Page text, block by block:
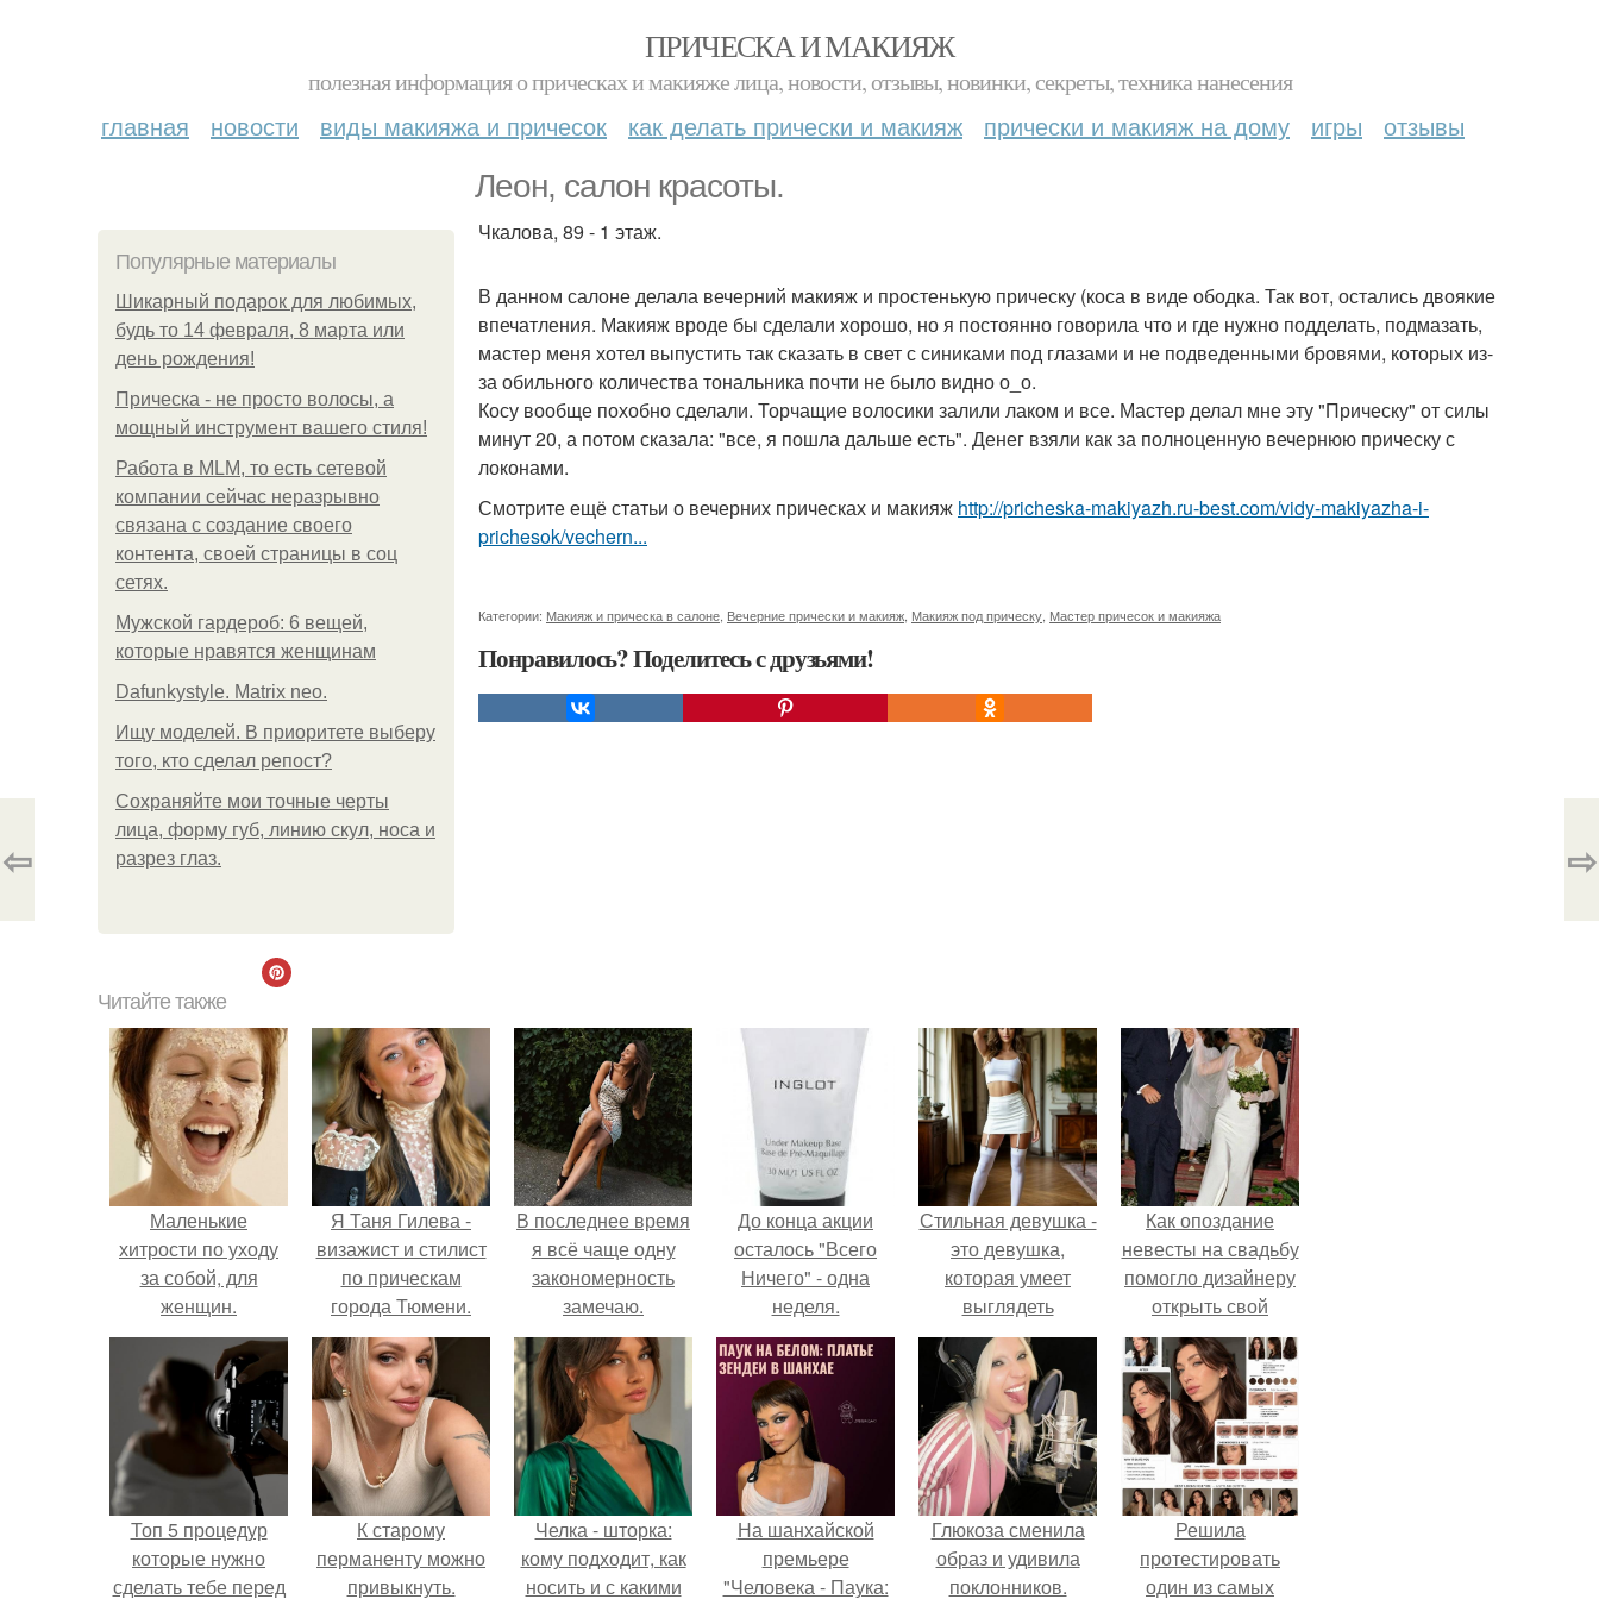
ПРИЧЕСКА И МАКИЯЖ
полезная информация о прическах и макияже лица, новости, отзывы, новинки, секреты, техника нанесения
главная новости виды макияжа и причесок как делать прически и макияж прически и макияж на дому игры отзывы
Леон, салон красоты.
Популярные материалы
Шикарный подарок для любимых,
будь то 14 февраля, 8 марта или
день рождения!
Прическа - не просто волосы, а
мощный инструмент вашего стиля!
Работа в MLM, то есть сетевой
компании сейчас неразрывно
связана с создание своего
контента, своей страницы в соц
сетях.
Мужской гардероб: 6 вещей,
которые нравятся женщинам
Dafunkystyle. Matrix neo.
Ищу моделей. В приоритете выберу
того, кто сделал репост?
Сохраняйте мои точные черты
лица, форму губ, линию скул, носа и
разрез глаз.
Чкалова, 89 - 1 этаж.
В данном салоне делала вечерний макияж и простенькую прическу (коса в виде ободка. Так вот, остались двоякие
впечатления. Макияж вроде бы сделали хорошо, но я постоянно говорила что и где нужно подделать, подмазать,
мастер меня хотел выпустить так сказать в свет с синиками под глазами и не подведенными бровями, которых из-
за обильного количества тональника почти не было видно о_о.
Косу вообще похобно сделали. Торчащие волосики залили лаком и все. Мастер делал мне эту "Прическу" от силы
минут 20, а потом сказала: "все, я пошла дальше есть". Денег взяли как за полноценную вечернюю прическу с
локонами.
Смотрите ещё статьи о вечерних прическах и макияж http://pricheska-makiyazh.ru-best.com/vidy-makiyazha-i-
prichesok/vechern...
Категории: Макияж и прическа в салоне Вечерние прически и макияж Макияж под прическу Мастер причесок и макияжа
Понравилось? Поделитесь с друзьями!
⇦ ⇨
Читайте также
Маленькие
хитрости по уходу
за собой, для
женщин.
Я Таня Гилева -
визажист и стилист
по прическам
города Тюмени.
В последнее время
я всё чаще одну
закономерность
замечаю.
До конца акции
осталось "Всего
Ничего" - одна
неделя.
Стильная девушка -
это девушка,
которая умеет
выглядеть
привлекательно и
элегантно в любои
ситуации.
Как опоздание
невесты на свадьбу
помогло дизайнеру
открыть свой
бренд.
Топ 5 процедур
которые нужно
сделать тебе перед
К старому
перманенту можно
привыкнуть.
Челка - шторка:
кому подходит, как
носить и с какими
На шанхайской
премьере
"Человека - Паука:
Глюкоза сменила
образ и удивила
поклонников.
Решила
протестировать
один из самых